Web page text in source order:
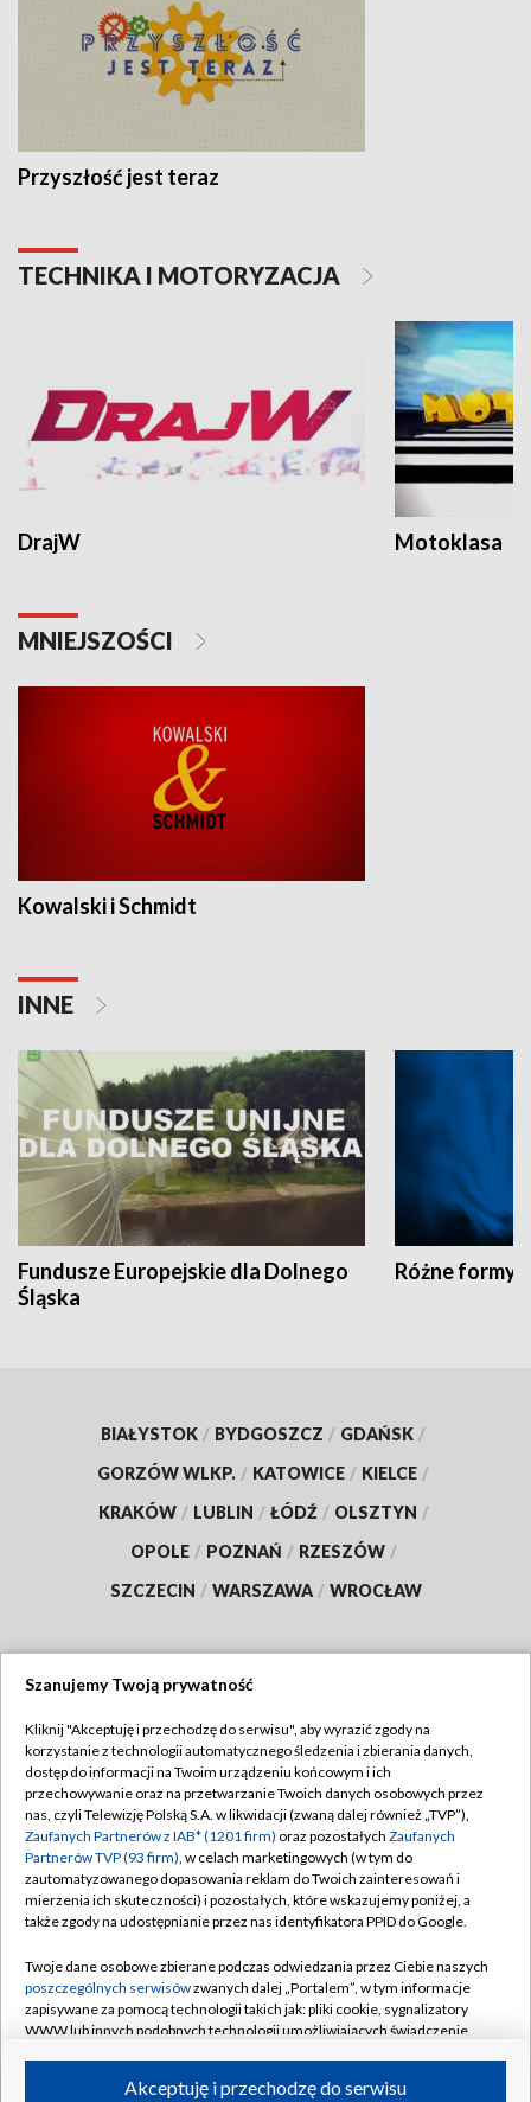
Przyszłość jest teraz
TECHNIKA I MOTORYZACJA
DrajW Motoklasa
MNIEJSZOŚCI
Kowalski i Schmidt
INNE
Fundusze Europejskie dla Dolnego
Śląska
Różne formy
BIAŁYSTOK / BYDGOSZCZ / GDAŃSK /
GORZÓW WLKP. / KATOWICE / KIELCE /
KRAKÓW / LUBLIN / ŁÓDŹ / OLSZTYN /
OPOLE / POZNAŃ / RZESZÓW /
SZCZECIN / WARSZAWA / WROCŁAW
TVP
Abonament TVP
Emisja w TVP
Centrum informacji TVP
Naziemna Telewizja Cyfrowa
Rada Programowa
System NOS
Informacje o nadawcy
Regulamin TVP
Polityka prywatności
Moje zgody
Pomoc
Kontakt
Kanały
Szanujemy Twoją prywatność
Kliknij "Akceptuję i przechodzę do serwisu", aby wyrazić zgody na
korzystanie z technologii automatycznego śledzenia i zbierania danych,
dostęp do informacji na Twoim urządzeniu końcowym i ich
przechowywanie oraz na przetwarzanie Twoich danych osobowych przez
nas, czyli Telewizję Polską S.A. w likwidacji (zwaną dalej również „TVP”),
Zaufanych Partnerów z IAB* (1201 firm) oraz pozostałych Zaufanych
Partnerów TVP (93 firm), w celach marketingowych (w tym do
zautomatyzowanego dopasowania reklam do Twoich zainteresowań i
mierzenia ich skuteczności) i pozostałych, które wskazujemy poniżej, a
także zgody na udostępnianie przez nas identyfikatora PPID do Google.
Twoje dane osobowe zbierane podczas odwiedzania przez Ciebie naszych
poszczególnych serwisówzwanych dalej „Portalem”, w tym informacje
zapisywane za pomocą technologii takich jak: pliki cookie, sygnalizatory
WWW lub innych podobnych technologii umożliwiających świadczenie
ruchu w Internecie.Akceptuję i przechodzę do serwisu